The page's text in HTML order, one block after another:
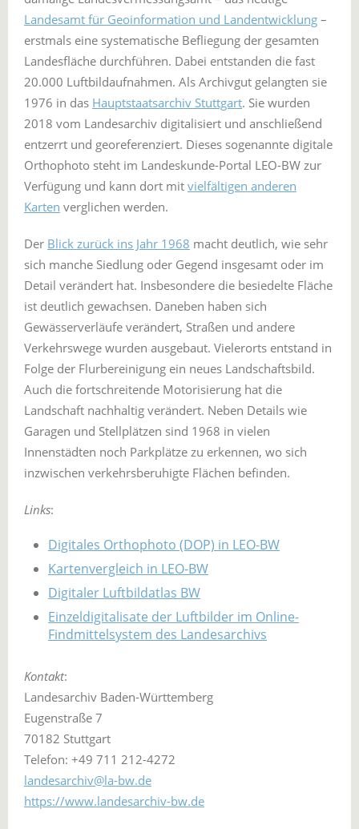
Landesamt für Geoinformation und Landentwicklung –
erstmals eine systematische Befliegung der gesamten
Landesfläche durchführen. Dabei entstanden die fast
20.000 Luftbildaufnahmen. Als Archivgut gelangten sie
1976 in das Hauptstaatsarchiv Stuttgart. Sie wurden
2018 vom Landesarchiv digitalisiert und anschließend
entzerrt und georeferenziert. Dieses sogenannte digitale
Orthophoto steht im Landeskunde-Portal LEO-BW zur
Verfügung und kann dort mit vielfältigen anderen
Karten verglichen werden.
Der Blick zurück ins Jahr 1968 macht deutlich, wie sehr
sich manche Siedlung oder Gegend insgesamt oder im
Detail verändert hat. Insbesondere die besiedelte Fläche
ist deutlich gewachsen. Daneben haben sich
Gewässerverläufe verändert, Straßen und andere
Verkehrswege wurden ausgebaut. Vielerorts entstand in
Folge der Flurbereinigung ein neues Landschaftsbild.
Auch die fortschreitende Motorisierung hat die
Landschaft nachhaltig verändert. Neben Details wie
Garagen und Stellplätzen sind 1968 in vielen
Innenstädten noch Parkplätze zu erkennen, wo sich
inzwischen verkehrsberuhigte Flächen befinden.
Links:
Digitales Orthophoto (DOP) in LEO-BW
Kartenvergleich in LEO-BW
Digitaler Luftbildatlas BW
Einzeldigitalisate der Luftbilder im Online-
Findmittelsystem des Landesarchivs
Kontakt:
Landesarchiv Baden-Württemberg
Eugenstraße 7
70182 Stuttgart
Telefon: +49 711 212-4272
landesarchiv@la-bw.de
https://www.landesarchiv-bw.de